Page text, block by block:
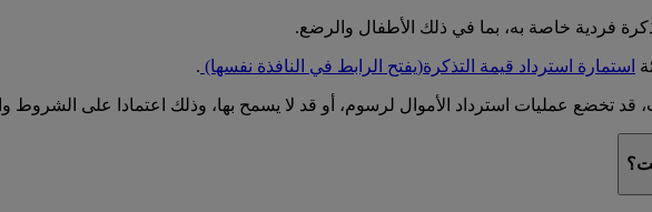
فردية خاصة به، بما في ذلك الأطفال والرضع.
استمارة استرداد قيمة التذكرة(يفتح الرابط في النافذة نفسها) .
قد تخضع عمليات استرداد الأموال لرسوم، أو قد لا يسمح بها، وذلك اعتمادا على الشروط